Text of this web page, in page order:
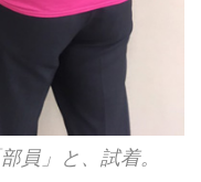
員」と、試着。